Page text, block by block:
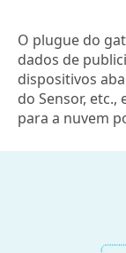
O plugue do
dados de
dispositivos
do Sensor,
para a nuvem